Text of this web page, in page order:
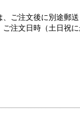
ご注文後に別途郵送
注文日時（土日祝